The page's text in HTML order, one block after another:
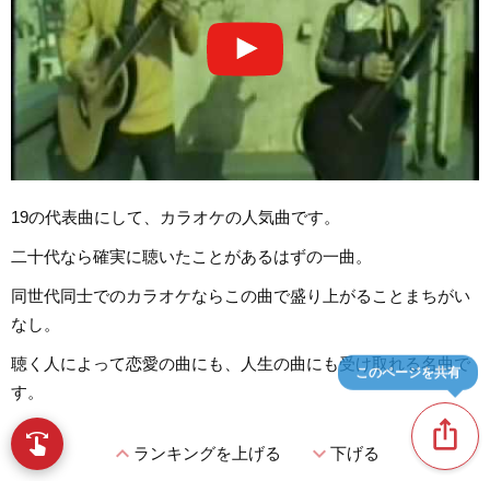
19の代表曲にして、カラオケの人気曲です。
二十代なら確実に聴いたことがあるはずの一曲。
同世代同士でのカラオケならこの曲で盛り上がることまちがい
なし。
聴く人によって恋愛の曲にも、人生の曲にも受け取れる名曲で
す。
expand_lessランキングを上げる expand_more下げる
ios_share
このページを共有
swipe 指先で音楽をブラウズ